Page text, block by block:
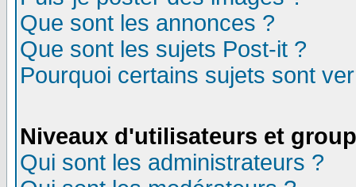
Que sont les annonces ?
Que sont les sujets Post-it ?
Pourquoi certains sujets sont
Niveaux d'utilisateurs et
Qui sont les administrateurs ?